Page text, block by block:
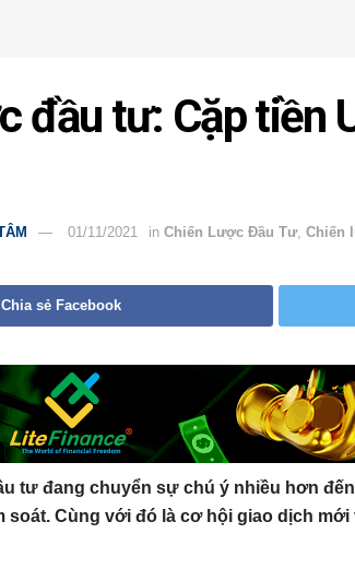
đầu tư: Cặp tiền
01/11/2021 in Chiến Lược Đầu Tư, Chiến
Chia sẻ Facebook
tư đang chuyển sự chú ý nhiều hơn
soát. Cùng với đó là cơ hội giao dịch